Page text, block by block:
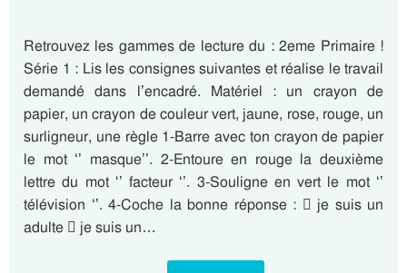
Retrouvez les gammes de lecture du : 2eme Primaire !
Série 1 : Lis les consignes suivantes et réalise le travail
demandé dans l’encadré. Matériel : un crayon de
papier, un crayon de couleur vert, jaune, rose, rouge, un
surligneur, une règle 1-Barre avec ton crayon de papier
le mot ‘’ masque’’. 2-Entoure en rouge la deuxième
lettre du mot ‘’ facteur ‘’. 3-Souligne en vert le mot ‘’
télévision ‘’. 4-Coche la bonne réponse :  je suis un
adulte  je suis un…